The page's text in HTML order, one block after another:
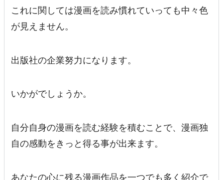
これに関しては漫画を読み慣れていっても中々色
が見えません。
出版社の企業努力になります。
いかがでしょうか。
自分自身の漫画を読む経験を積むことで、漫画独
自の感動をきっと得る事が出来ます。
あなたの心に残る漫画作品を一つでも多く紹介で